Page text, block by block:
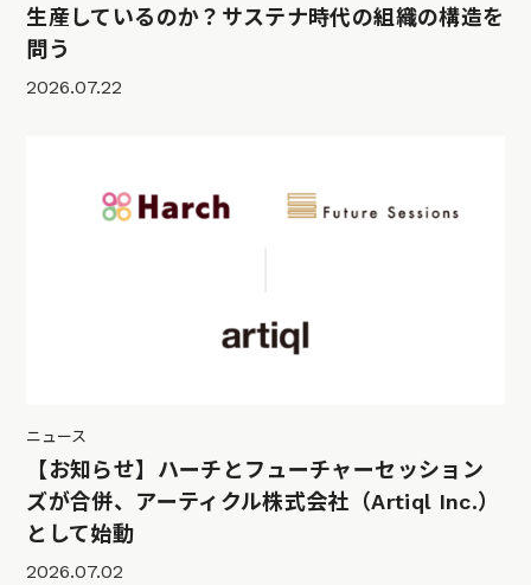
生産しているのか？サステナ時代の組織の構造を
問う
2026.07.22
ニュース
【お知らせ】ハーチとフューチャーセッション
ズが合併、アーティクル株式会社（Artiql Inc.）
として始動
2026.07.02